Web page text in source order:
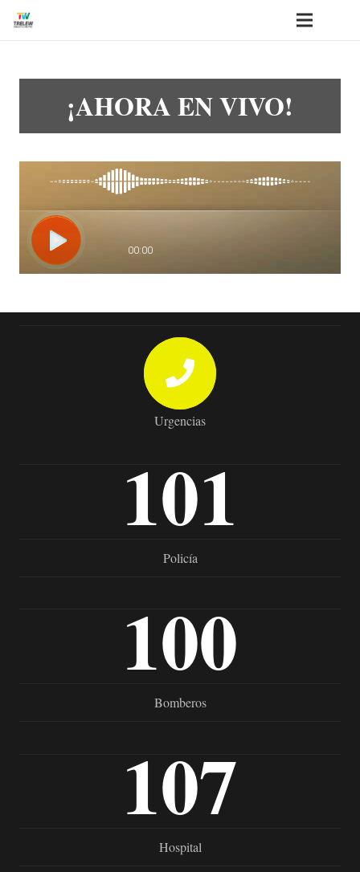
¡AHORA EN VIVO!
Urgencias
101
Policía
100
Bomberos
107
Hospital